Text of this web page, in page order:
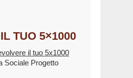
TUO 5×1000
il tuo 5x1000
Sociale Progetto